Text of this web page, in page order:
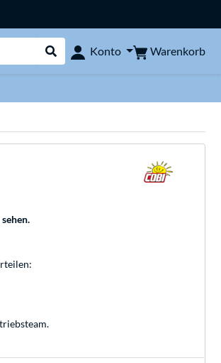
Suche durchführen
Konto Warenkorb
.